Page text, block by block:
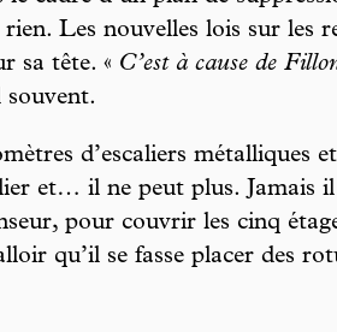
Les nouvelles lois sur les
sa tête. « C’est à cause de
souvent.
d’escaliers métalliques
et… il ne peut plus. Jamais il
pour couvrir les cinq
qu’il se fasse placer des